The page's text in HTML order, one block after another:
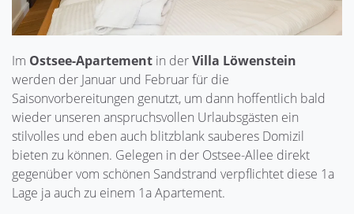
Im Ostsee-Apartement in derVilla Löwenstein
werden der Januar und Februar für die
Saisonvorbereitungen genutzt, um dann hoffentlich bald
wieder unseren anspruchsvollen Urlaubsgästen ein
stilvolles und eben auch blitzblank sauberes Domizil
bieten zu können. Gelegen in der Ostsee-Allee direkt
gegenüber vom schönen Sandstrand verpflichtet diese 1a
Lage ja auch zu einem 1a Apartement.